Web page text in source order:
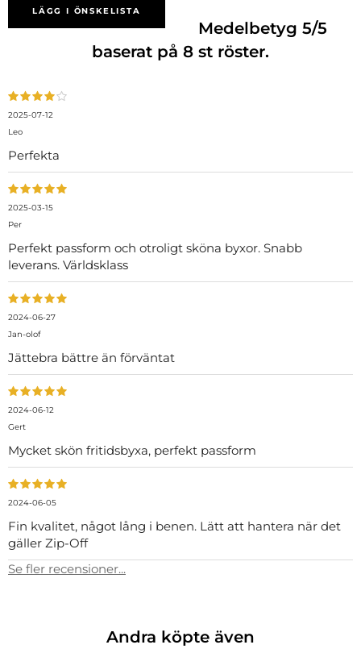
LÄGG I ÖNSKELISTA
Medelbetyg5/5
baserat på 8 st röster.
2025-07-12
Leo
Perfekta
2025-03-15
Per
Perfekt passform och otroligt sköna byxor. Snabb
leverans. Världsklass
2024-06-27
Jan-olof
Jättebra bättre än förväntat
2024-06-12
Gert
Mycket skön fritidsbyxa, perfekt passform
2024-06-05
Fin kvalitet, något lång i benen. Lätt att hantera när det
gäller Zip-Off
Se fler recensioner...
Andra köpte även